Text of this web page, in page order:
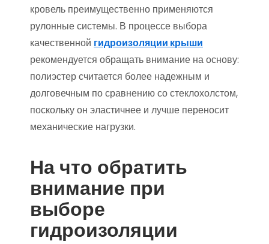
кровель преимущественно применяются
рулонные системы. В процессе выбора
качественной гидроизоляции крыши
рекомендуется обращать внимание на основу:
полиэстер считается более надежным и
долговечным по сравнению со стеклохолстом,
поскольку он эластичнее и лучше переносит
механические нагрузки.
На что обратить
внимание при
выборе
гидроизоляции